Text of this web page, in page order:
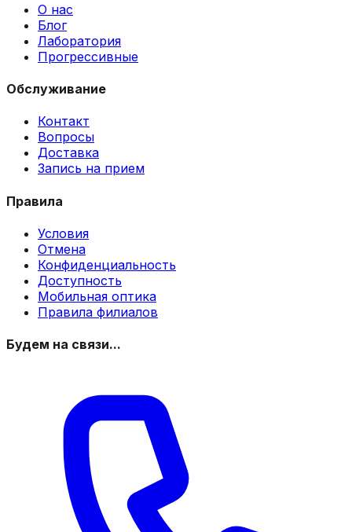
О нас
Блог
Лаборатория
Прогрессивные
Обслуживание
Контакт
Вопросы
Доставка
Запись на прием
Правила
Условия
Отмена
Конфиденциальность
Доступность
Мобильная оптика
Правила филиалов
Будем на связи...